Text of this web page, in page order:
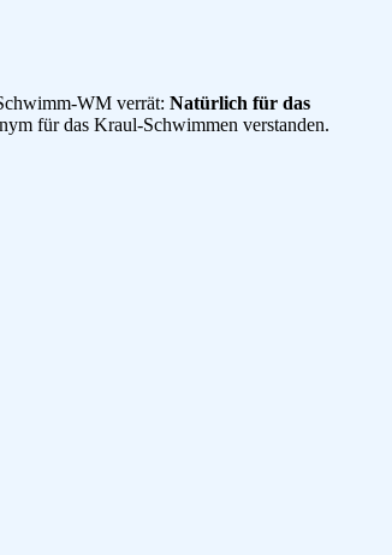
WM verrät: Natürlich für das
für das Kraul-Schwimmen verstanden.